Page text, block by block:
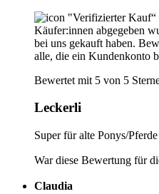
"Verifizierter Kauf“
Käufer:innen abgegeben
bei uns gekauft haben.
alle, die ein Kundenkonto
Bewertet mit 5 von 5
Leckerli
Super für alte Ponys/Pferde
War diese Bewertung für
Claudia